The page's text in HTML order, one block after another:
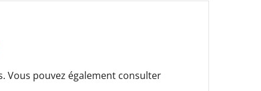
Vous pouvez également consulter